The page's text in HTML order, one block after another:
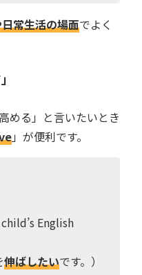
常生活の場面でよく
める」と言いたいとき
」が便利です。
English
伸ばしたいです。）